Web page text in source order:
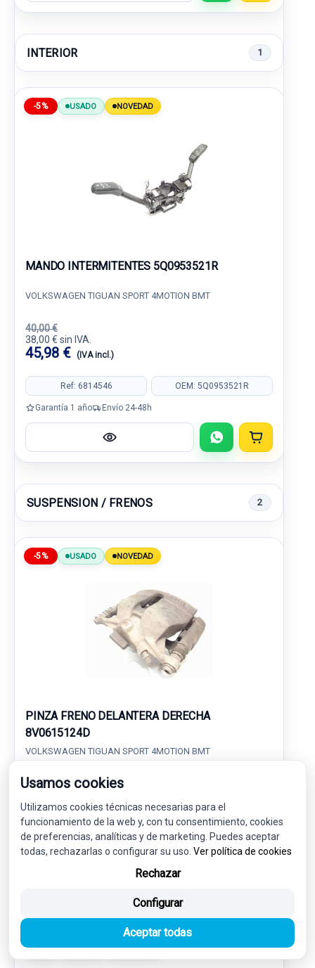
INTERIOR 1
-5% USADO NOVEDAD
MANDO INTERMITENTES 5Q0953521R
VOLKSWAGEN TIGUAN SPORT 4MOTION BMT
40,00 €
38,00 € sin IVA.
45,98 € (IVA incl.)
Ref: 6814546 OEM: 5Q0953521R
Garantía 1 año Envío 24-48h
SUSPENSION / FRENOS 2
-5% USADO NOVEDAD
PINZA FRENO DELANTERA DERECHA
8V0615124D
VOLKSWAGEN TIGUAN SPORT 4MOTION BMT
27,00 €
31,04 € (IVA incl.)
Ref: 6814576 OEM: 8V0615124D
-5% USADO NOVEDAD
Usamos cookies
Utilizamos cookies técnicas necesarias para el
funcionamiento de la web y, con tu consentimiento, cookies
de preferencias, analíticas y de marketing. Puedes aceptar
todas, rechazarlas o configurar su uso. Ver política de cookies
Rechazar
Configurar
Aceptar todas